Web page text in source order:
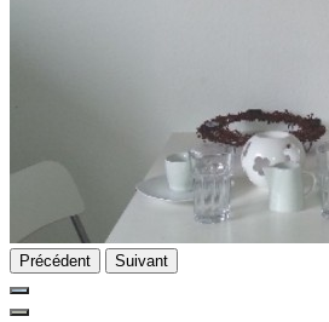
Précédent Suivant